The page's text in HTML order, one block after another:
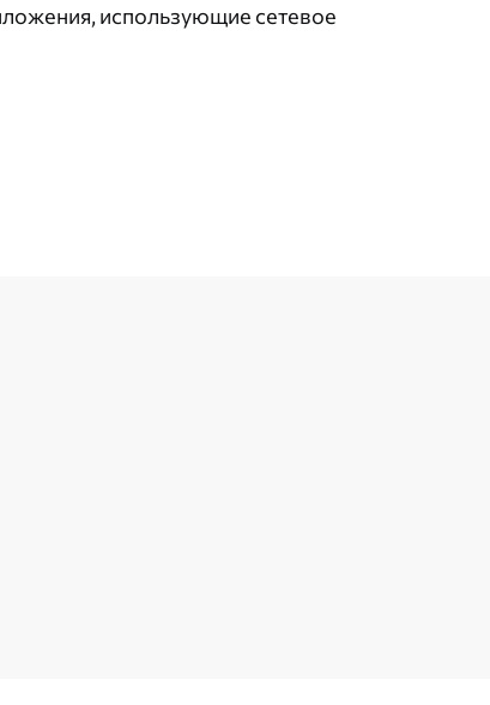
использующие сетевое